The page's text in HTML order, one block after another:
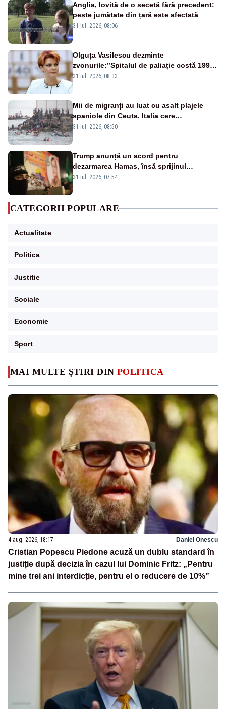
MAI MULTE ȘTIRI DIN POLITICA
4 aug. 2026, 18:17 Daniel Onescu
Cristian Popescu Piedone acuză un dublu standard în
justiție după decizia în cazul lui Dominic Fritz: „Pentru
mine trei ani interdicție, pentru el o reducere de 10%”
Anglia, lovită de o secetă fără precedent:
peste jumătate din țară este afectată
31 iul. 2026, 08:06
Olguța Vasilescu dezminte
zvonurile:”Spitalul de paliație costă 199
de milioane de euro, nu 500 de milioane”
31 iul. 2026, 08:33
Mii de migranți au luat cu asalt plajele
spaniole din Ceuta. Italia cere
suspendarea Spaniei din Schengen
31 iul. 2026, 08:50
Trump anunță un acord pentru
dezarmarea Hamas, însă sprijinul
Israelului rămâne incert
31 iul. 2026, 07:54
CATEGORII POPULARE
Actualitate
Politica
Justitie
Sociale
Economie
Sport